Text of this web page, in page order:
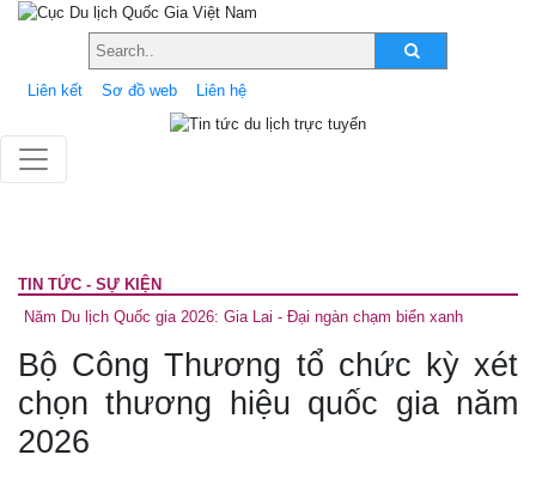
Liên kết Sơ đồ web Liên hệ
TIN TỨC - SỰ KIỆN
Năm Du lịch Quốc gia 2026: Gia Lai - Đại ngàn chạm biển xanh
Bộ Công Thương tổ chức kỳ xét
chọn thương hiệu quốc gia năm
2026